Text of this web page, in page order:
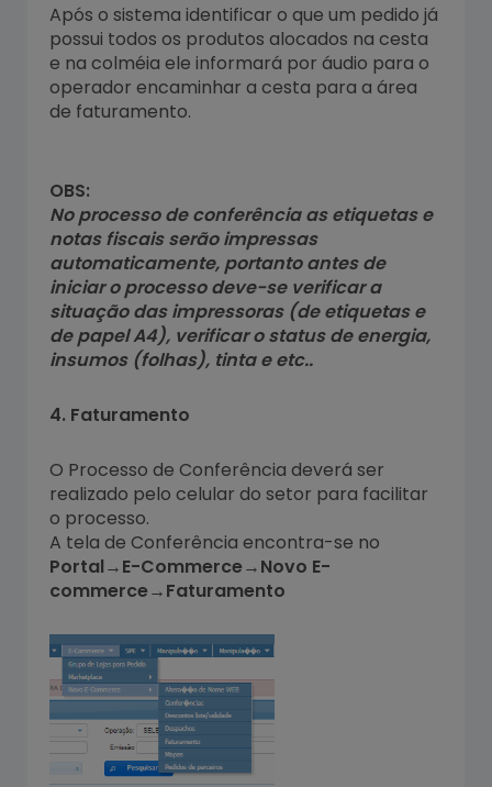
Após o sistema identificar o que um pedido já
possui todos os produtos alocados na cesta
e na colméia ele informará por áudio para o
operador encaminhar a cesta para a área
de faturamento.
OBS:
No processo de conferência as etiquetas e
notas fiscais serão impressas
automaticamente, portanto antes de
iniciar o processo deve-se verificar a
situação das impressoras (de etiquetas e
de papel A4), verificar o status de energia,
insumos (folhas), tinta e etc..
4. Faturamento
O Processo de Conferência deverá ser
realizado pelo celular do setor para facilitar
o processo.
A tela de Conferência encontra-se no
Portal→E-Commerce→Novo E-
commerce→Faturamento